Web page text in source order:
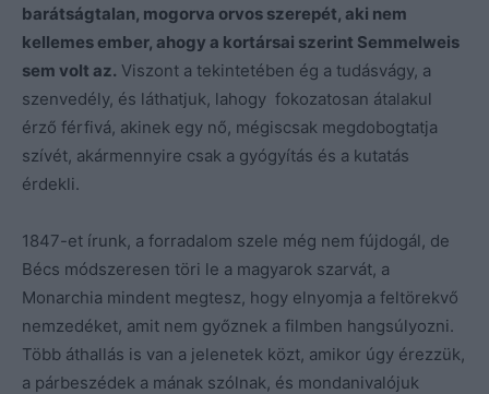
barátságtalan, mogorva orvos szerepét, aki nem
kellemes ember, ahogy a kortársai szerint Semmelweis
sem volt az. Viszont a tekintetében ég a tudásvágy, a
szenvedély, és láthatjuk, lahogy fokozatosan átalakul
érző férfivá, akinek egy nő, mégiscsak megdobogtatja
szívét, akármennyire csak a gyógyítás és a kutatás
érdekli.
1847-et írunk, a forradalom szele még nem fújdogál, de
Bécs módszeresen töri le a magyarok szarvát, a
Monarchia mindent megtesz, hogy elnyomja a feltörekvő
nemzedéket, amit nem győznek a filmben hangsúlyozni.
Több áthallás is van a jelenetek közt, amikor úgy érezzük,
a párbeszédek a mának szólnak, és mondanivalójuk